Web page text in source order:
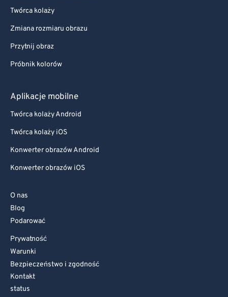
Twórca kolaży
Zmiana rozmiaru obrazu
Przytnij obraz
Próbnik kolorów
Aplikacje mobilne
Twórca kolaży Android
Twórca kolaży iOS
Konwerter obrazów Android
Konwerter obrazów iOS
O nas
Blog
Podarować
Prywatność
Warunki
Bezpieczeństwo i zgodność
Kontakt
status